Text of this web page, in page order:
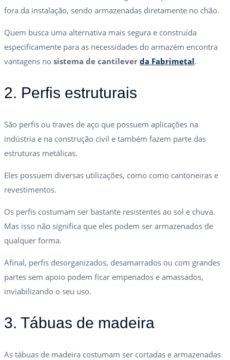
fora da instalação, sendo armazenadas diretamente no chão.
Quem busca uma alternativa mais segura e construída
especificamente para as necessidades do armazém encontra
vantagens no sistema de cantilever da Fabrimetal.
2. Perfis estruturais
São perfis ou traves de aço que possuem aplicações na
indústria e na construção civil e também fazem parte das
estruturas metálicas.
Eles possuem diversas utilizações, como como cantoneiras e
revestimentos.
Os perfis costumam ser bastante resistentes ao sol e chuva.
Mas isso não significa que eles podem ser armazenados de
qualquer forma.
Afinal, perfis desorganizados, desamarrados ou com grandes
partes sem apoio podem ficar empenados e amassados,
inviabilizando o seu uso.
3. Tábuas de madeira
As tábuas de madeira costumam ser cortadas e armazenadas